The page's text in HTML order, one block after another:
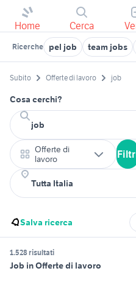
Home Cerca
Ricerche pel job team jobs
Subito Offerte di lavoro job
Cosa cerchi?
Offerte di
lavoro
Salva ricerca
1.528 risultati
Job in Offerte di lavoro